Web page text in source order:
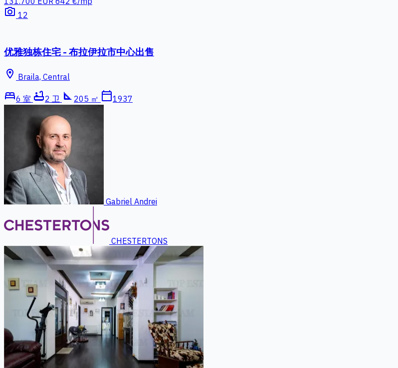
photo_camera 12
优雅独栋住宅 - 布拉伊拉市中心出售
location_on Braila, Central
bed6 室 bathtub2 卫 square_foot 205 ㎡ calendar_today1937
Gabriel Andrei
CHESTERTONS